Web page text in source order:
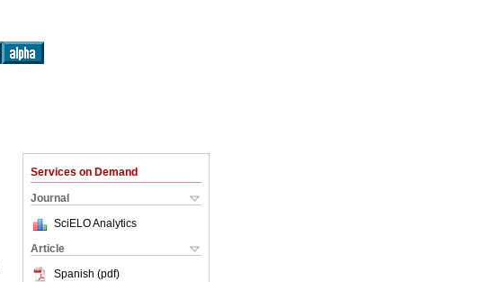
Services on Demand
Journal
SciELO Analytics
Article
Spanish (pdf)